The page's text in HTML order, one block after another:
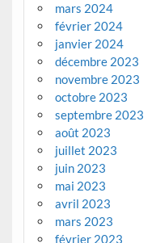
mars 2024
février 2024
janvier 2024
décembre 2023
novembre 2023
octobre 2023
septembre 2023
août 2023
juillet 2023
juin 2023
mai 2023
avril 2023
mars 2023
février 2023